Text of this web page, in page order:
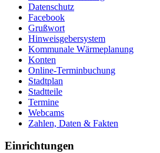
Datenschutz
Facebook
Grußwort
Hinweisgebersystem
Kommunale Wärmeplanung
Konten
Online-Terminbuchung
Stadtplan
Stadtteile
Termine
Webcams
Zahlen, Daten & Fakten
Einrichtungen